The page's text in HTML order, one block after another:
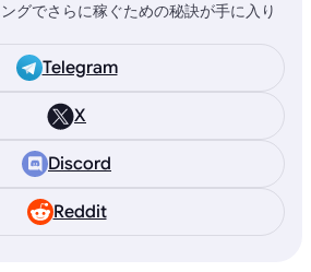
グでさらに稼ぐための秘訣が手に入り
Telegram
X
Discord
Reddit